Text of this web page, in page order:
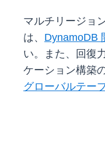
マルチリージョ
は、 DynamoDB
い。また、回復
ケーション構築
グローバルテー